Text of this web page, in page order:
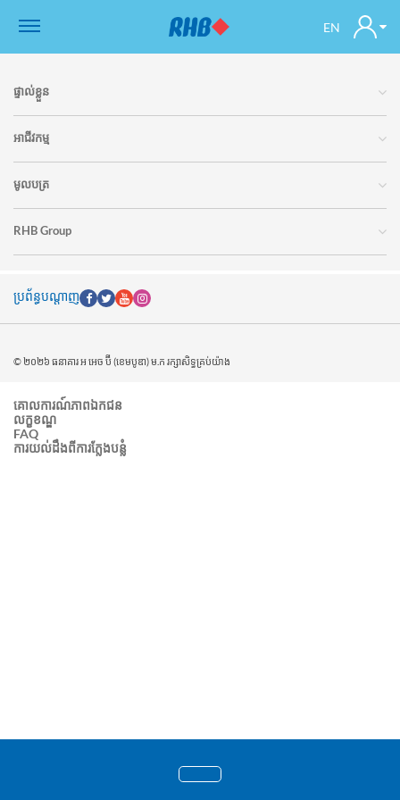
EN
ផ្ទាល់ខ្លួន
អាជីវកម្ម
មូលបត្រ
RHB Group
ប្រព័ន្ធបណ្តាញ
© ២០២៦ ធនាគារ អ អេច ប៊ី (ខេមបូឌា) ម.ក រក្សាសិទ្ធគ្រប់យ៉ាង
គោលការណ៍ភាពឯកជន
លក្ខខណ្ឌ
FAQ
ការយល់ដឹងពីការក្លែងបន្លំ